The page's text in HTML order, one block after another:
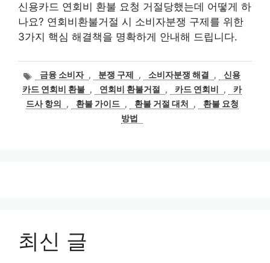
신용카드 연회비 환불 요청 거절당했는데 어떻게 하
나요? 연회비환불거절 시 소비자분쟁 구제를 위한
3가지 핵심 해결책을 명확하게 안내해 드립니다.
태
그
금융 소비자 , 분쟁 구제 , 소비자분쟁 해결 ,
신용
카드 연회비 환불 , 연회비 환불거절 , 카드 연회비 ,
카
드사 항의
, 환불 가이드 , 환불 거절 대처 ,
환불 요청
방법
최신 글